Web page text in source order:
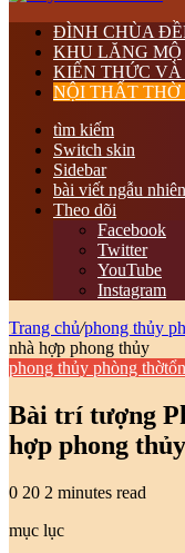
ĐÌNH CHÙA
KHU LĂNG MỘ
KIẾN THỨC VÀ
NỘI THẤT THỜ
tìm kiếm
Switch skin
Sidebar
bài viết ngẫu nhiên
Theo dõi
Facebook
Twitter
YouTube
Instagram
Trang chủ/phong thủy
nhà hợp phong thủy
phong thủy phòng thờ
Bài trí tượng
hợp phong thủy
0 20 2 minutes read
mục lục